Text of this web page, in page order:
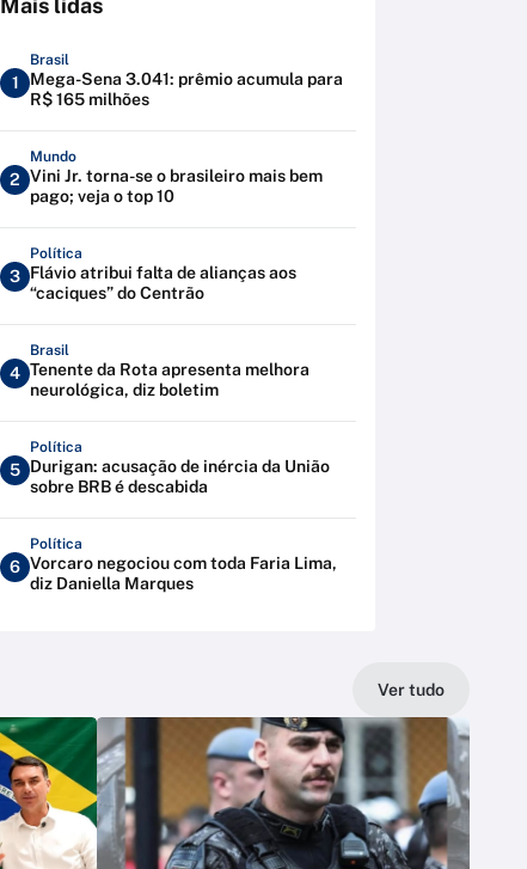
Mais lidas
1
Brasil
Mega-Sena 3.041: prêmio acumula para
R$ 165 milhões
2
Mundo
Vini Jr. torna-se o brasileiro mais bem
pago; veja o top 10
3
Política
Flávio atribui falta de alianças aos
“caciques” do Centrão
4
Brasil
Tenente da Rota apresenta melhora
neurológica, diz boletim
5
Política
Durigan: acusação de inércia da União
sobre BRB é descabida
6
Política
Vorcaro negociou com toda Faria Lima,
diz Daniella Marques
Ver tudo